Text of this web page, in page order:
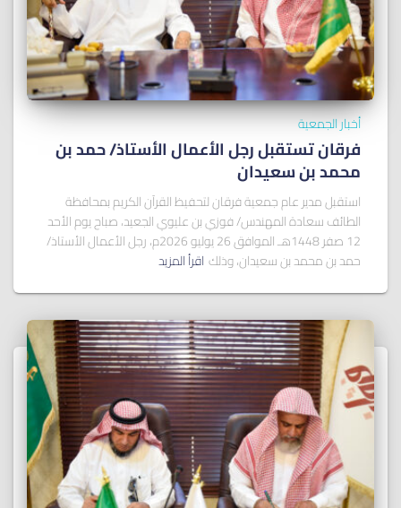
أخبار الجمعية
فرقان تستقبل رجل الأعمال الأستاذ/ ﺣﻤﺪ ﺑﻦ
ﻣﺤﻤﺪ ﺑﻦ ﺳﻌﻴﺪان
استقبل مدير عام جمعية فرقان لتحفيظ القرآن الكريم بمحافظة
الطائف سعادة المهندس/ فوزي بن عليوي الجعيد، صباح يوم الأحد
12 صفر 1448هـ الموافق 26 يوليو 2026م، رجل الأعمال الأستاذ/
حمد بن محمد بن سعيدان، وذلك اقرأ المزيد